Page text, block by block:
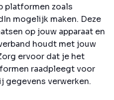
platformen zoals
mogelijk maken. Deze
op jouw apparaat en
houdt met jouw
ervoor dat je het
raadpleegt voor
gegevens verwerken.